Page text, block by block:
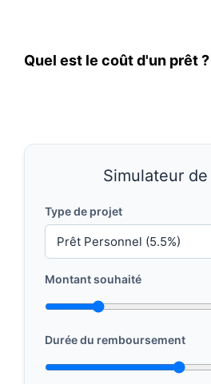
Quel est le coût d'un prêt ?
Simulateur
Type de projet
Montant souhaité
Durée du remboursement